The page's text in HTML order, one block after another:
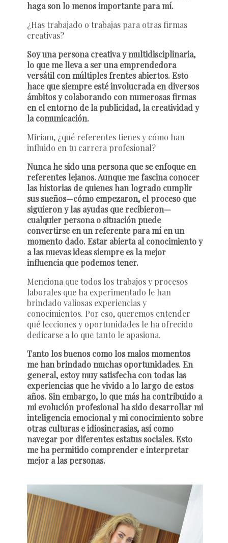
haga son lo menos importante para mí.
¿Has trabajado o trabajas para otras firmas
creativas?
Soy una persona creativa y multidisciplinaria,
lo que me lleva a ser una emprendedora
versátil con múltiples frentes abiertos. Esto
hace que siempre esté involucrada en diversos
ámbitos y colaborando con numerosas firmas
en el entorno de la publicidad, la creatividad y
la comunicación.
Miriam, ¿qué referentes tienes y cómo han
influido en tu carrera profesional?
Nunca he sido una persona que se enfoque en
referentes lejanos. Aunque me fascina conocer
las historias de quienes han logrado cumplir
sus sueños—cómo empezaron, el proceso que
siguieron y las ayudas que recibieron—
cualquier persona o situación puede
convertirse en un referente para mí en un
momento dado. Estar abierta al conocimiento y
a las nuevas ideas siempre es la mejor
influencia que podemos tener.
Menciona que todos los trabajos y procesos
laborales que ha experimentado le han
brindado valiosas experiencias y
conocimientos. Por eso, queremos entender
qué lecciones y oportunidades le ha ofrecido
dedicarse a lo que tanto le apasiona.
Tanto los buenos como los malos momentos
me han brindado muchas oportunidades. En
general, estoy muy satisfecha con todas las
experiencias que he vivido a lo largo de estos
años. Sin embargo, lo que más ha contribuido a
mi evolución profesional ha sido desarrollar mi
inteligencia emocional y mi conocimiento sobre
otras culturas e idiosincrasias, así como
navegar por diferentes estatus sociales. Esto
me ha permitido comprender e interpretar
mejor a las personas.